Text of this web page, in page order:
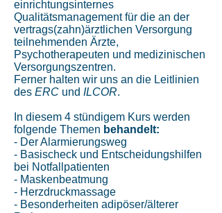
einrichtungsinternes
Qualitätsmanagement für die an der
vertrags(zahn)ärztlichen Versorgung
teilnehmenden Ärzte,
Psychotherapeuten und medizinischen
Versorgungszentren.
Ferner halten wir uns an die Leitlinien
des ERC und ILCOR.
In diesem 4 stündigem Kurs werden
folgende Themen behandelt:
- Der Alarmierungsweg
- Basischeck und Entscheidungshilfen
bei Notfallpatienten
- Maskenbeatmung
- Herzdruckmassage
- Besonderheiten adipöser/älterer